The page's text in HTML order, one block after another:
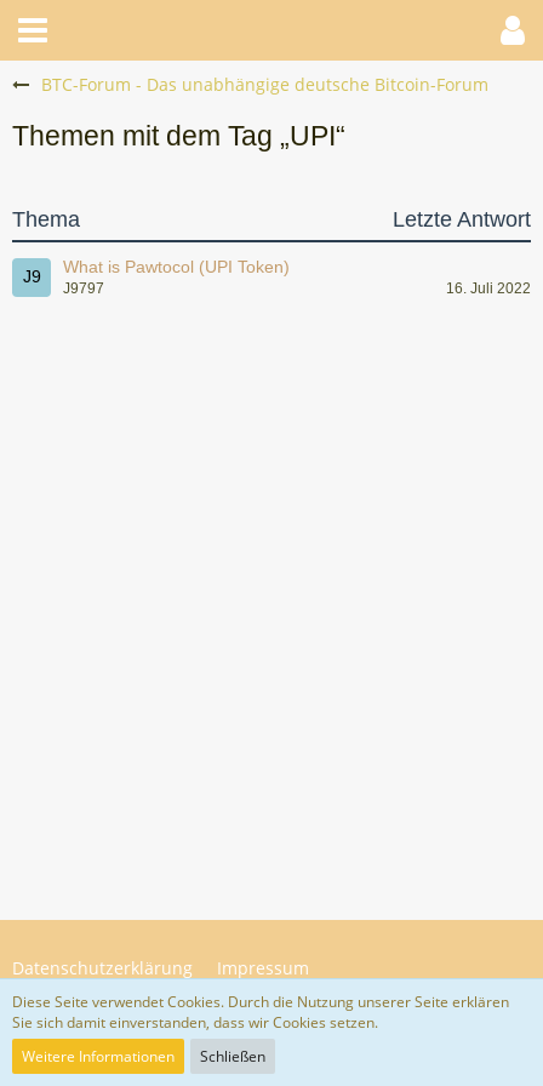
BTC-Forum - Das unabhängige deutsche Bitcoin-Forum
Themen mit dem Tag „UPI“
Thema Letzte Antwort
What is Pawtocol (UPI Token)
J9797 16. Juli 2022
Datenschutzerklärung Impressum
Community-Software:
Diese Seite verwendet Cookies. Durch die Nutzung unserer Seite erklären
Sie sich damit einverstanden, dass wir Cookies setzen.
Weitere Informationen
Schließen